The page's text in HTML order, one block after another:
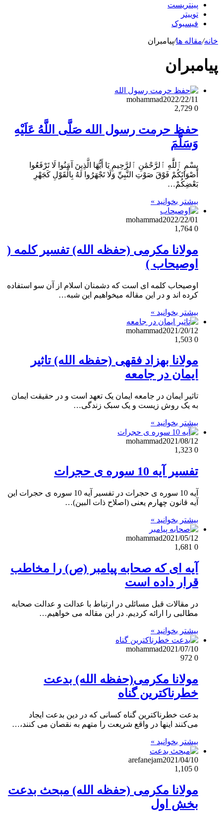
پینتریست
توییتر
فیسبوک
خانه/مقاله ها/پیامبران
پیامبران
mohammad2022/22/11
0
حفظ حرمت رسول الله صَلَّى اللَّهُ عَلَيْهِ
وَسَلَّمَ
بِسْمِ ٱللَّٰهِ ٱلرَّحْمَٰنِ ٱلرَّحِيمِ يَا أَيُّهَا الَّذِينَ آمَنُوا لَا تَرْفَعُوا
أَصْوَاتَكُمْ فَوْقَ صَوْتِ النَّبِيِّ وَلَا تَجْهَرُوا لَهُ بِالْقَوْلِ كَجَهْرِ
بَعْضِكُمْ…
بیشتر بخوانید »
mohammad2022/22/01
0
مولانا مکرمی (حفظه الله) تفسیر کلمه (
اوصیحاب )
اوصیحاب کلمه ای است که دشمنان اسلام از آن سو استفاده
کرده اند و در این مقاله میخواهیم این شبه…
بیشتر بخوانید »
mohammad2021/20/12
0
مولانا بهزاد فقهی (حفظه الله) تاثیر
ایمان در جامعه
تاثیر ایمان در جامعه ایمان یک تعهد است و در حقیقت ایمان
به یک روش زیست و یک سبک زندگی…
بیشتر بخوانید »
mohammad2021/08/12
0
تفسیر آیه 10 سوره ی حجرات
آیه 10 سوره ی حجرات در تفسیر آیه 10 سوره ی حجرات این
آیه قانون چهارم یعنی (اصلاح ذات البین)…
بیشتر بخوانید »
mohammad2021/05/12
0
آیه ای که صحابه پیامبر (ص) را مخاطب
قرار داده است
در مقالات قبل مسائلی در ارتباط با عدالت و عدالت صحابه
مطالبی را ارائه کردیم. در این مقاله می خواهیم…
بیشتر بخوانید »
mohammad2021/07/10
0
مولانا مکرمی(حفظه الله) بدعت
خطرناکترین گناه
بدعت خطرناکترین گناه کسانی که در دین بدعت ایجاد
می‌کنند اینها در واقع شریعت را متهم به نقصان می کنند،…
بیشتر بخوانید »
arefanejam2021/04/10
0
مولانا مکرمی (حفظه الله) مبحث بدعت
بخش اول